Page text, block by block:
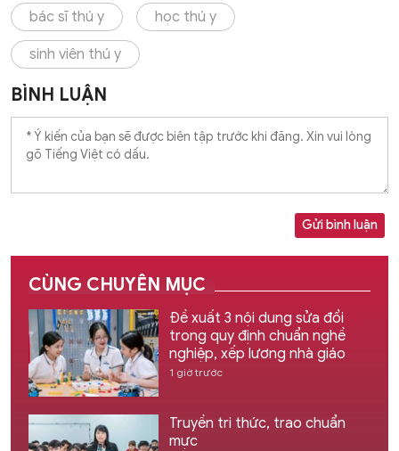
bác sĩ thú y học thú y
sinh viên thú y
BÌNH LUẬN
Gửi bình luận
CÙNG CHUYÊN MỤC
Đề xuất 3 nội dung sửa đổi
trong quy định chuẩn nghề
nghiệp, xếp lương nhà giáo
1 giờ trước
Truyền tri thức, trao chuẩn
mực